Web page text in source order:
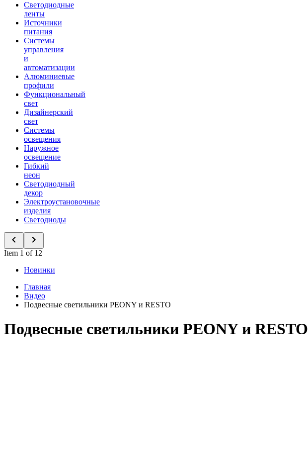
Светодиодные
ленты
Источники
питания
Системы
управления
и
автоматизации
Алюминиевые
профили
Функциональный
свет
Дизайнерский
свет
Системы
освещения
Наружное
освещение
Гибкий
неон
Светодиодный
декор
Электроустановочные
изделия
Светодиоды
Item 1 of 12
Новинки
Главная
Видео
Подвесные светильники PEONY и RESTO
Подвесные светильники PEONY и RESTO